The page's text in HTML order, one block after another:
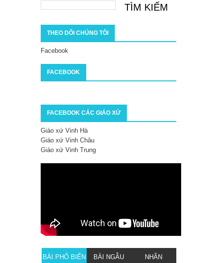
THEO DÕI CHÚNG TÔI
Facebook
FACEBOOK
FACEBOOK CÁC GIÁO XỨ
Giáo xứ Vinh Hà
Giáo xứ Vinh Châu
Giáo xứ Vinh Trung
BÀI PHỔ BIẾN BÀI NGẪU NHÃN